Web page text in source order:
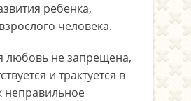
ребенка,
человека.
любовь не запрещена,
и трактуется в
неправильное